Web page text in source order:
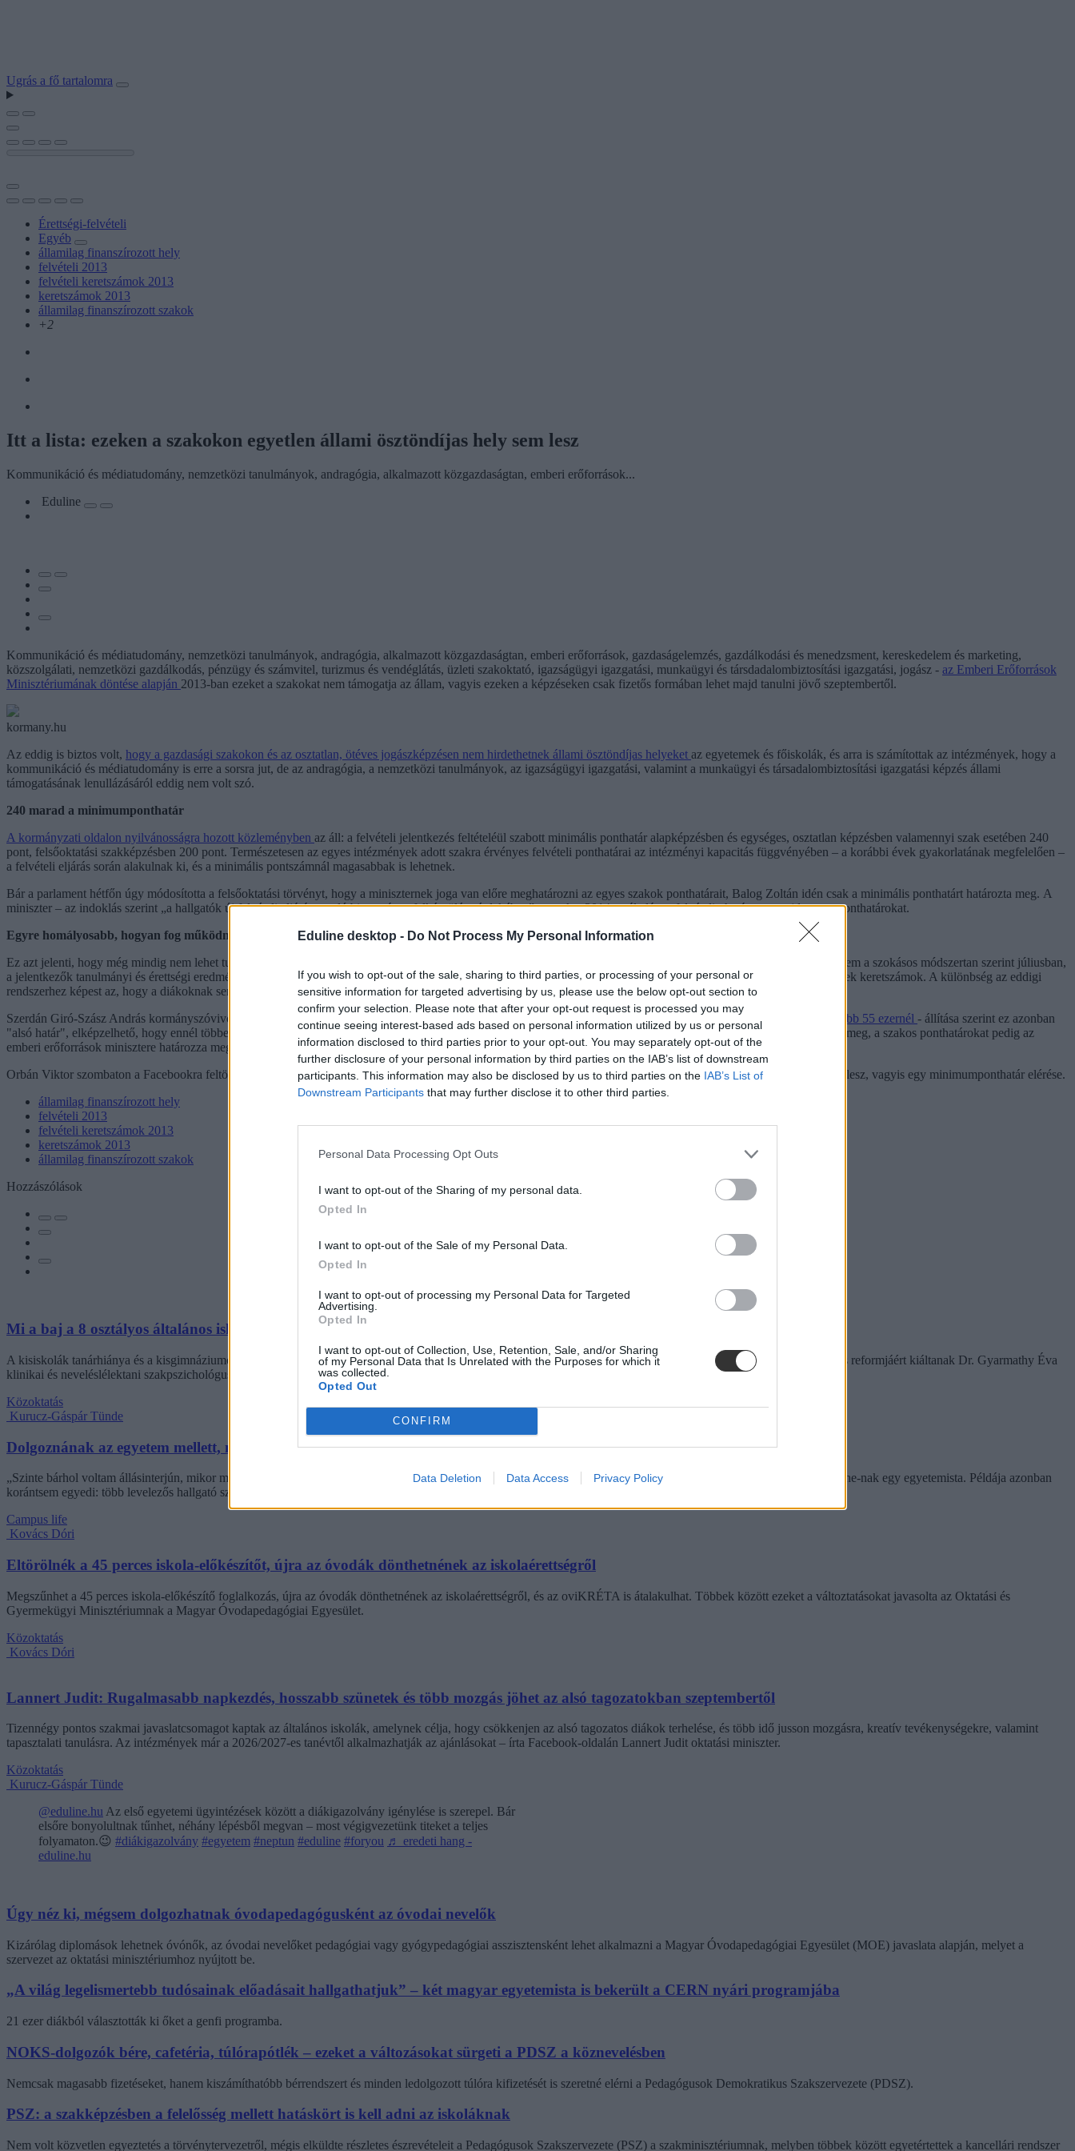
Eduline desktop - Do Not Process My Personal Information
If you wish to opt-out of the sale, sharing to third parties, or processing of your personal or
sensitive information for targeted advertising by us, please use the below opt-out section to
confirm your selection. Please note that after your opt-out request is processed you may
continue seeing interest-based ads based on personal information utilized by us or personal
information disclosed to third parties prior to your opt-out. You may separately opt-out of the
further disclosure of your personal information by third parties on the IAB’s list of downstream
participants. This information may also be disclosed by us to third parties on the IAB’s List of
Downstream Participants that may further disclose it to other third parties.
Personal Data Processing Opt Outs
I want to opt-out of the Sharing of my personal data.
Opted In
I want to opt-out of the Sale of my Personal Data.
Opted In
I want to opt-out of processing my Personal Data for Targeted
Advertising.
Opted In
I want to opt-out of Collection, Use, Retention, Sale, and/or Sharing
of my Personal Data that Is Unrelated with the Purposes for which it
was collected.
Opted Out
CONFIRM
Data Deletion Data Access Privacy Policy
Ugrás a fő tartalomra
Érettségi-felvételi
Egyéb
államilag finanszírozott hely
felvételi 2013
felvételi keretszámok 2013
keretszámok 2013
államilag finanszírozott szakok
+2
Itt a lista: ezeken a szakokon egyetlen állami ösztöndíjas hely sem lesz
Kommunikáció és médiatudomány, nemzetközi tanulmányok, andragógia, alkalmazott közgazdaságtan, emberi erőforrások...
Eduline
Kommunikáció és médiatudomány, nemzetközi tanulmányok, andragógia, alkalmazott közgazdaságtan, emberi erőforrások, gazdaságelemzés, gazdálkodási és menedzsment, kereskedelem és marketing,
közszolgálati, nemzetközi gazdálkodás, pénzügy és számvitel, turizmus és vendéglátás, üzleti szakoktató, igazságügyi igazgatási, munkaügyi és társdadalombiztosítási igazgatási, jogász - az Emberi Erőforrások
Minisztériumának döntése alapján 2013-ban ezeket a szakokat nem támogatja az állam, vagyis ezeken a képzéseken csak fizetős formában lehet majd tanulni jövő szeptembertől.
kormany.hu
Az eddig is biztos volt, hogy a gazdasági szakokon és az osztatlan, ötéves jogászképzésen nem hirdethetnek állami ösztöndíjas helyeket az egyetemek és főiskolák, és arra is számítottak az intézmények, hogy a
kommunikáció és médiatudomány is erre a sorsra jut, de az andragógia, a nemzetközi tanulmányok, az igazságügyi igazgatási, valamint a munkaügyi és társadalombiztosítási igazgatási képzés állami
támogatásának lenullázásáról eddig nem volt szó.
240 marad a minimumponthatár
A kormányzati oldalon nyilvánosságra hozott közleményben az áll: a felvételi jelentkezés feltételéül szabott minimális ponthatár alapképzésben és egységes, osztatlan képzésben valamennyi szak esetében 240
pont, felsőoktatási szakképzésben 200 pont. Természetesen az egyes intézmények adott szakra érvényes felvételi ponthatárai az intézményi kapacitás függvényében – a korábbi évek gyakorlatának megfelelően –
a felvételi eljárás során alakulnak ki, és a minimális pontszámnál magasabbak is lehetnek.
Bár a parlament hétfőn úgy módosította a felsőoktatási törvényt, hogy a miniszternek joga van előre meghatározni az egyes szakok ponthatárait, Balog Zoltán idén csak a minimális ponthatárt határozta meg. A
miniszter – az indoklás szerint „a hallgatók új felvételi eljárásra való biztonságos felkészülése érdekében” – csak a 2014-es általános felvételin határozza majd meg a ponthatárokat.
Egyre homályosabb, hogyan fog működni az új rendszer
Ez azt jelenti, hogy még mindig nem lehet tudni, egészen pontosan hogyan is fog működni az új felvételi rendszer - ha a miniszter nem határoz meg pontszámokat, hanem a szokásos módszertan szerint júliusban,
a jelentkezők tanulmányi és érettségi eredményei alapján állapítják majd meg a bekerüléshez szükséges pontszámot, akkor - hiába tagadja a kormány - mégiscsak lesznek keretszámok. A különbség az eddigi
rendszerhez képest az, hogy a diákoknak semmilyen támpontjuk nem lesz ahhoz, hogy megsaccolják, van-e esélyük bekerülni a kiválasztott szakra.
Szerdán Giró-Szász András kormányszóvivő jelentette be, hogy
a felsőoktatásban az államilag finanszírozott elsőévesek száma 2013 szeptemberében nem lehet kevesebb 55 ezernél - állítása szerint ez azonban
"alsó határ", elképzelhető, hogy ennél többen tanulhatnak majd ingyen az egyetemeken és főiskolákon. Azt is hozzátette, hogy részösztöndíjas helyeket nem hirdetnek meg, a szakos ponthatárokat pedig az
emberi erőforrások minisztere határozza meg még karácsony előtt.
Orbán Viktor szombaton a Facebookra feltöltött videóban jelentette be, hogy a kormány eltörli a keretszámokat - a bejutás feltétele a "minőségi kritériumok" teljesítése lesz, vagyis egy minimumponthatár elérése.
államilag finanszírozott hely
felvételi 2013
felvételi keretszámok 2013
keretszámok 2013
államilag finanszírozott szakok
Hozzászólások
Mi a baj a 8 osztályos általános iskolával, és mi jöhet helyette?
A kisiskolák tanárhiánya és a kisgimnáziumok elitképzővé válása nem elszigetelt hibák, hanem a jelenlegi oktatási szerkezet „erővonalai”, amelyek a rendszer gyökeres reformjáért kiáltanak Dr. Gyarmathy Éva
klinikai és neveléslélektani szakpszichológus, egyetemi tanár szerint.
Közoktatás
Kurucz-Gáspár Tünde
Dolgoznának az egyetem mellett, mégsem vállalhatnak diákmunkát – több mint százezer levelezős hallgatót érinthet a szabály
„Szinte bárhol voltam állásinterjún, mikor megtudták, hogy levelező tagozatos hallgató vagyok, egyből húzni kezdték a szájukat” – számolt be tapasztalatairól az Eduline-nak egy egyetemista. Példája azonban
korántsem egyedi: több levelezős hallgató számolt be hasonló nehézségekről.
Campus life
Kovács Dóri
Eltörölnék a 45 perces iskola-előkészítőt, újra az óvodák dönthetnének az iskolaérettségről
Megszűnhet a 45 perces iskola-előkészítő foglalkozás, újra az óvodák dönthetnének az iskolaérettségről, és az oviKRÉTA is átalakulhat. Többek között ezeket a változtatásokat javasolta az Oktatási és
Gyermekügyi Minisztériumnak a Magyar Óvodapedagógiai Egyesület.
Közoktatás
Kovács Dóri
Lannert Judit: Rugalmasabb napkezdés, hosszabb szünetek és több mozgás jöhet az alsó tagozatokban szeptembertől
Tizennégy pontos szakmai javaslatcsomagot kaptak az általános iskolák, amelynek célja, hogy csökkenjen az alsó tagozatos diákok terhelése, és több idő jusson mozgásra, kreatív tevékenységekre, valamint
tapasztalati tanulásra. Az intézmények már a 2026/2027-es tanévtől alkalmazhatják az ajánlásokat – írta Facebook-oldalán Lannert Judit oktatási miniszter.
Közoktatás
Kurucz-Gáspár Tünde
@eduline.hu Az első egyetemi ügyintézések között a diákigazolvány igénylése is szerepel. Bár
elsőre bonyolultnak tűnhet, néhány lépésből megvan – most végigvezetünk titeket a teljes
folyamaton.😉 #diákigazolvány #egyetem #neptun #eduline #foryou ♬ eredeti hang -
eduline.hu
Úgy néz ki, mégsem dolgozhatnak óvodapedagógusként az óvodai nevelők
Kizárólag diplomások lehetnek óvónők, az óvodai nevelőket pedagógiai vagy gyógypedagógiai asszisztensként lehet alkalmazni a Magyar Óvodapedagógiai Egyesület (MOE) javaslata alapján, melyet a
szervezet az oktatási minisztériumhoz nyújtott be.
„A világ legelismertebb tudósainak előadásait hallgathatjuk” – két magyar egyetemista is bekerült a CERN nyári programjába
21 ezer diákból választották ki őket a genfi programba.
NOKS-dolgozók bére, cafetéria, túlórapótlék – ezeket a változásokat sürgeti a PDSZ a köznevelésben
Nemcsak magasabb fizetéseket, hanem kiszámíthatóbb bérrendszert és minden ledolgozott túlóra kifizetését is szeretné elérni a Pedagógusok Demokratikus Szakszervezete (PDSZ).
PSZ: a szakképzésben a felelősség mellett hatáskört is kell adni az iskoláknak
Nem volt közvetlen egyeztetés a törvénytervezetről, mégis elküldte részletes észrevételeit a Pedagógusok Szakszervezete (PSZ) a szakminisztériumnak, melyben többek között egyetértettek a kancellári rendszer